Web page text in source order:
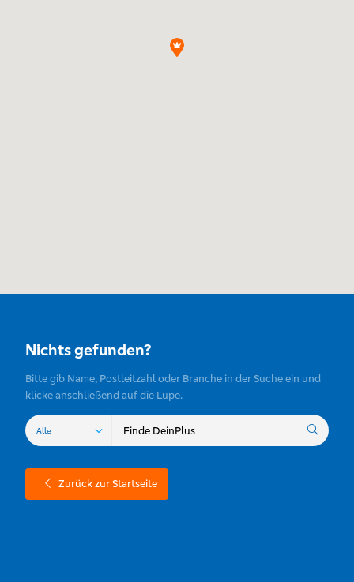
Nichts gefunden?
Bitte gib Name, Postleitzahl oder Branche in der Suche ein und
klicke anschließend auf die Lupe.
Zurück zur Startseite